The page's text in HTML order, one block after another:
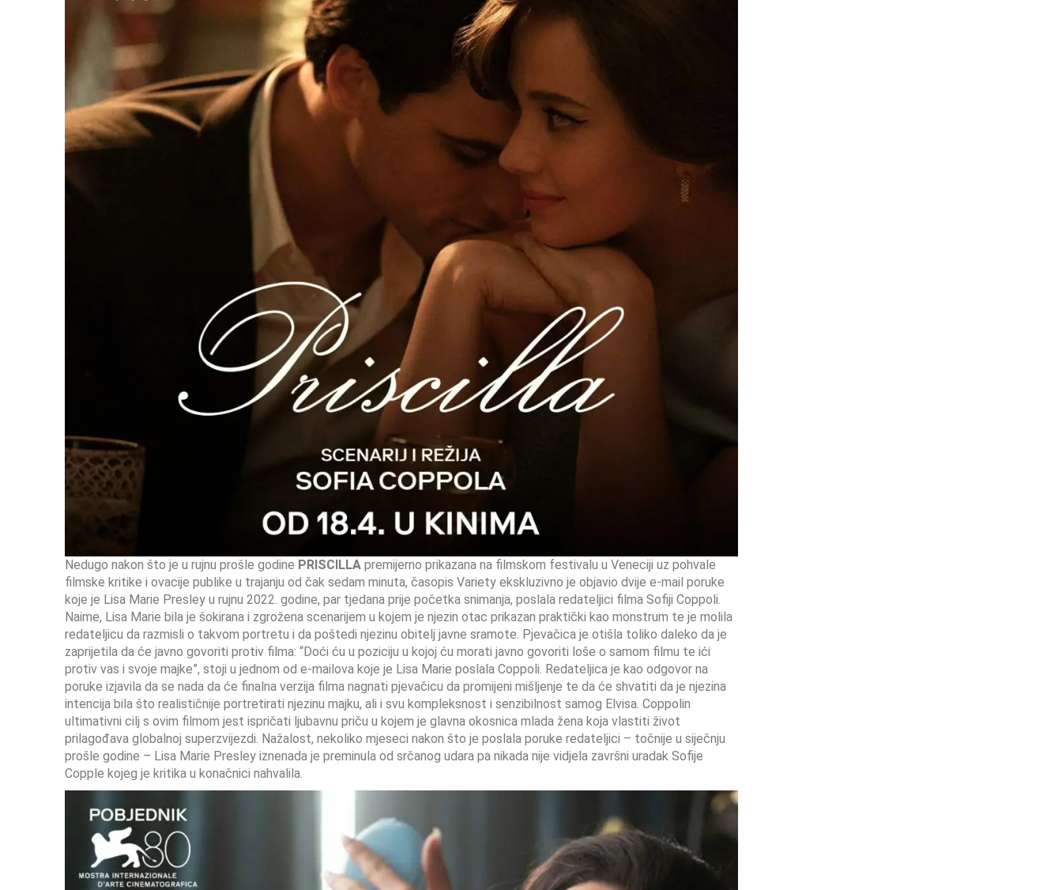
Nedugo nakon što je u rujnu prošle godine PRISCILLA premijerno prikazana na filmskom festivalu u Veneciji uz pohvale
filmske kritike i ovacije publike u trajanju od čak sedam minuta, časopis Variety ekskluzivno je objavio dvije e-mail poruke
koje je Lisa Marie Presley u rujnu 2022. godine, par tjedana prije početka snimanja, poslala redateljici filma Sofiji Coppoli.
Naime, Lisa Marie bila je šokirana i zgrožena scenarijem u kojem je njezin otac prikazan praktički kao monstrum te je molila
redateljicu da razmisli o takvom portretu i da poštedi njezinu obitelj javne sramote. Pjevačica je otišla toliko daleko da je
zaprijetila da će javno govoriti protiv filma: “Doći ću u poziciju u kojoj ću morati javno govoriti loše o samom filmu te ići
protiv vas i svoje majke”, stoji u jednom od e-mailova koje je Lisa Marie poslala Coppoli. Redateljica je kao odgovor na
poruke izjavila da se nada da će finalna verzija filma nagnati pjevačicu da promijeni mišljenje te da će shvatiti da je njezina
intencija bila što realističnije portretirati njezinu majku, ali i svu kompleksnost i senzibilnost samog Elvisa. Coppolin
ultimativni cilj s ovim filmom jest ispričati ljubavnu priču u kojem je glavna okosnica mlada žena koja vlastiti život
prilagođava globalnoj superzvijezdi. Nažalost, nekoliko mjeseci nakon što je poslala poruke redateljici – točnije u siječnju
prošle godine – Lisa Marie Presley iznenada je preminula od srčanog udara pa nikada nije vidjela završni uradak Sofije
Copple kojeg je kritika u konačnici nahvalila.